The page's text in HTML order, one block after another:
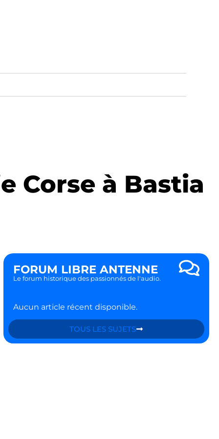
Corse à Bastia
FORUM LIBRE ANTENNE
Le forum historique des passionnés de l'audio.
Aucun article récent disponible.
TOUS LES SUJETS